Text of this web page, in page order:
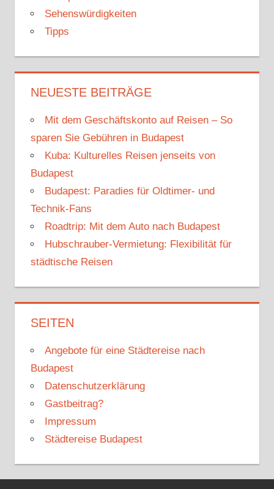
Sehenswürdigkeiten
Tipps
NEUESTE BEITRÄGE
Mit dem Geschäftskonto auf Reisen – So
sparen Sie Gebühren in Budapest
Kuba: Kulturelles Reisen jenseits von
Budapest
Budapest: Paradies für Oldtimer- und
Technik-Fans
Roadtrip: Mit dem Auto nach Budapest
Hubschrauber-Vermietung: Flexibilität für
städtische Reisen
SEITEN
Angebote für eine Städtereise nach
Budapest
Datenschutzerklärung
Gastbeitrag?
Impressum
Städtereise Budapest